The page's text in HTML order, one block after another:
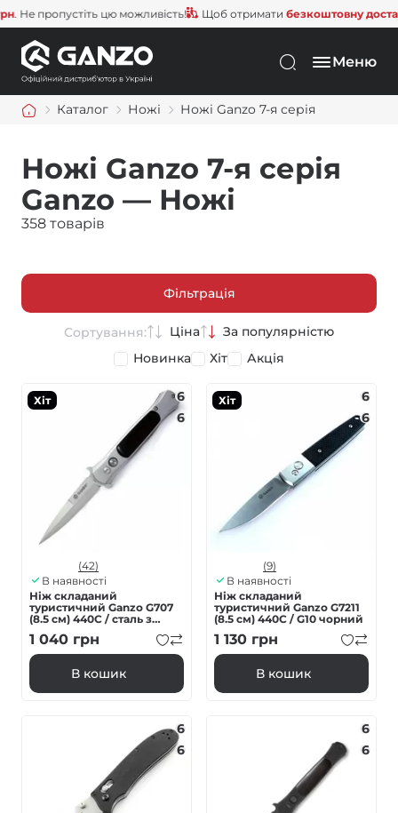
цю можливість! Щоб отриматибезкоштовну доставку,
Меню
Каталог Ножі Ножі Ganzo 7-я серія
Ножі Ganzo 7-я серія
Ganzo — Ножі
358 товарів
Фільтрація
Сортування: Ціна
За популярністю
Новинка
Хіт Акція
Хіт
6
6
(42)
В наявності
Ніж складаний
туристичний Ganzo G707
(8.5 см) 440C / сталь з
деревом сірий
1 040 грн
В кошик
Хіт
6
6
(9)
В наявності
Ніж складаний
туристичний Ganzo G7211
(8.5 см) 440C / G10 чорний
1 130 грн
В кошик
6
6
6
6